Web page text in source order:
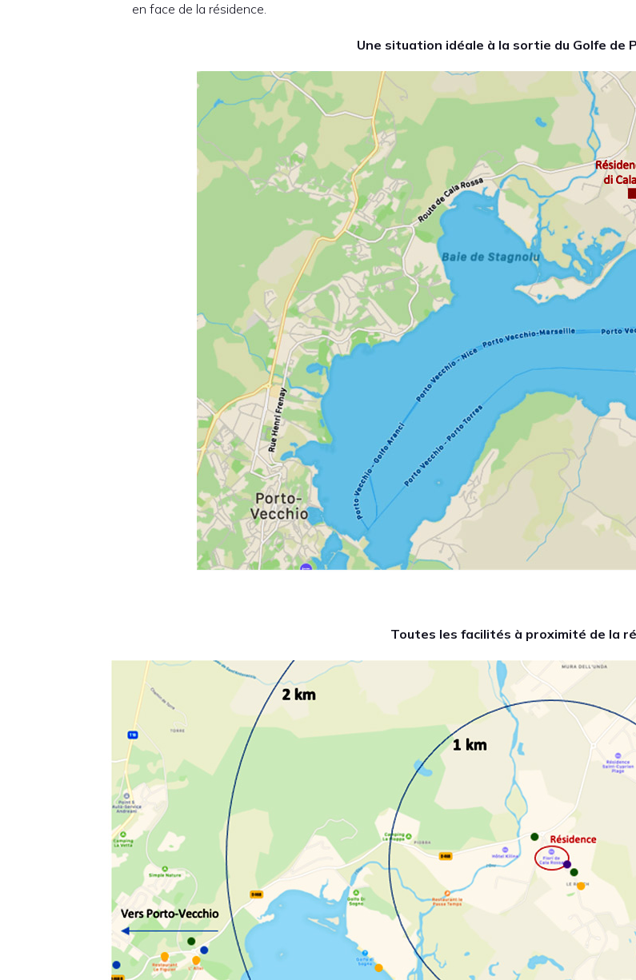
en face de la résidence.
Une situation idéale à la sortie du Golfe de
Toutes les facilités à proximité de la